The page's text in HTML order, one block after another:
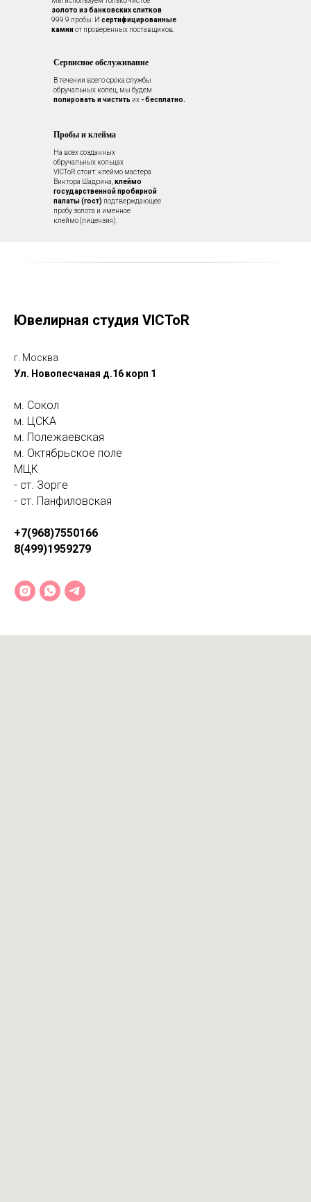
золото из банковских слитков
999.9 пробы. И сертифицированные
камниот проверенных поставщиков.
Сервисное обслуживание
В течении всего срока службы
обручальных колец, мы будем
полировать и чистить их - бесплатно.
Пробы и клейма
На всех созданных
обручальных кольцах
VICToR стоит: клеймо мастера
Виктора Шадрина,клеймо
государственной пробирной
палаты (гост) подтверждающее
пробу золота и именное
клеймо (лицензия).
Ювелирная студия VICToR
г. Москва
Ул. Новопесчаная д.16 корп 1
м. Сокол
м. ЦСКА
м. Полежаевская
м. Октябрьское поле
МЦК
- ст. Зорге
- ст. Панфиловская
+7(968)7550166
8(499)1959279